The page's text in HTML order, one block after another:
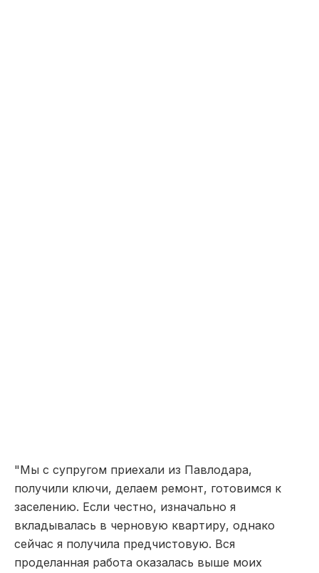
"Мы с супругом приехали из Павлодара,
получили ключи, делаем ремонт, готовимся к
заселению. Если честно, изначально я
вкладывалась в черновую квартиру, однако
сейчас я получила предчистовую. Вся
проделанная работа оказалась выше моих